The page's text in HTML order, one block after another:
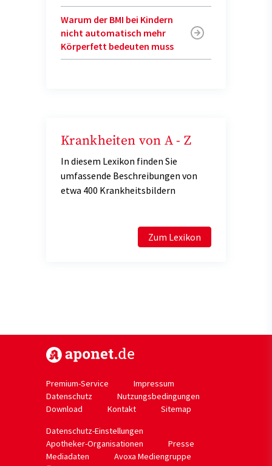
Warum der BMI bei Kindern
nicht automatisch mehr
Körperfett bedeuten muss
Krankheiten von A - Z
In diesem Lexikon finden Sie
umfassende Beschreibungen von
etwa 400 Krankheitsbildern
Zum Lexikon
Premium-Service
Impressum
Datenschutz
Nutzungsbedingungen
Download
Kontakt
Sitemap
Datenschutz-Einstellungen
Apotheker-Organisationen
Presse
Mediadaten
Avoxa Mediengruppe